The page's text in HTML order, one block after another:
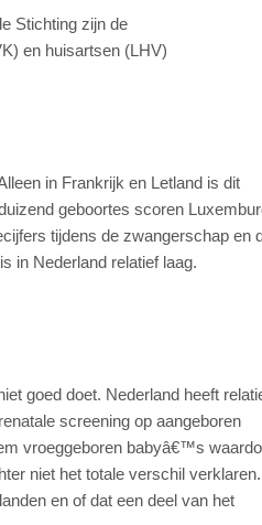
Stichting zijn de
en huisartsen (LHV)
in Frankrijk en Letland is dit
geboortes scoren
tijdens de zwangerschap en
in Nederland relatief laag.
goed doet. Nederland heeft
screening op aangeboren
vroeggeboren babyâ€™s
niet het totale verschil verklaren.
en of dat een deel van het